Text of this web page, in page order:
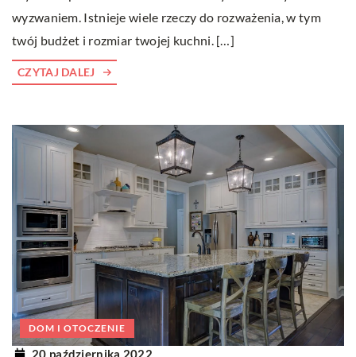
wyzwaniem. Istnieje wiele rzeczy do rozważenia, w tym
twój budżet i rozmiar twojej kuchni. […]
CZYTAJ DALEJ
DOM I OTOCZENIE
20 października 2022